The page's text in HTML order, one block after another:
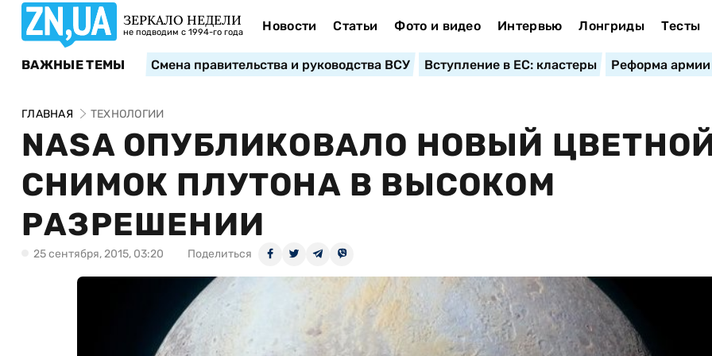
ЗЕРКАЛО НЕДЕЛИ
не подводим с 1994-го года Новости Статьи Фото и видео Интервью Лонгриды Тесты
ВАЖНЫЕ ТЕМЫ Смена правительства и руководства ВСУ Вступление в ЕС: кластеры Реформа армии
ГЛАВНАЯ ТЕХНОЛОГИИ
NASA ОПУБЛИКОВАЛО НОВЫЙ
СНИМОК ПЛУТОНА В ВЫСОКОМ
РАЗРЕШЕНИИ
25 сентября, 2015, 03:20 Поделиться